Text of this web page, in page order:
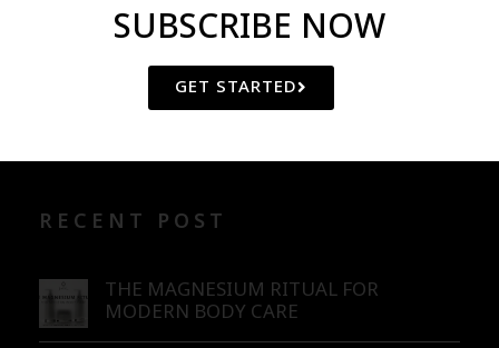
CATEGORIES
RECENT POST
THE MAGNESIUM RITUAL FOR
MODERN BODY CARE
SUBSCRIBE NOW
GET STARTED